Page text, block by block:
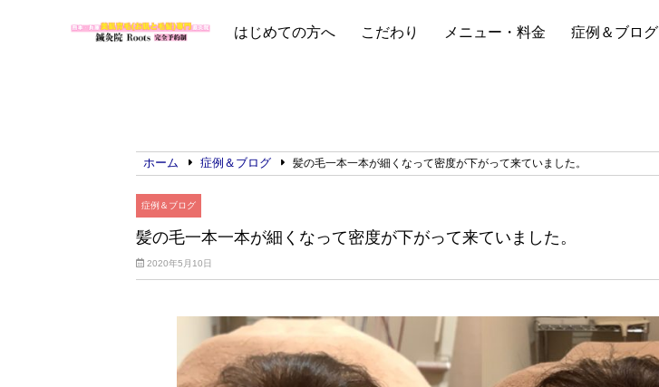
はじめての方へ こだわり メニュー・料金 症例＆ブログ
ホーム 症例＆ブログ 髪の毛一本一本が細くなって密度が下がって来ていました。
症例＆ブログ
髪の毛一本一本が細くなって密度が下がって来ていました。
2020年5月10日